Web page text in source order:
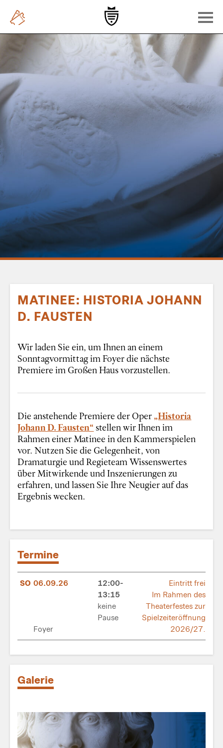
MATINEE: HISTORIA JOHANN
D. FAUSTEN
Wir laden Sie ein, um Ihnen an einem
Sonntagvormittag im Foyer die nächste
Premiere im Großen Haus vorzustellen.
Die anstehende Premiere der Oper„Historia
Johann D. Fausten“stellen wir Ihnen im
Rahmen einer Matinee in den Kammerspielen
vor. Nutzen Sie die Gelegenheit, von
Dramaturgie und Regieteam Wissenswertes
über Mitwirkende und Inszenierungen zu
erfahren, und lassen Sie Ihre Neugier auf das
Ergebnis wecken.
Termine
SO 06.09.26
12:00-
13:15
keine
Pause
Foyer
Eintritt frei
Im Rahmen des
Theaterfestes zur
Spielzeiteröffnung
2026/27.
Galerie